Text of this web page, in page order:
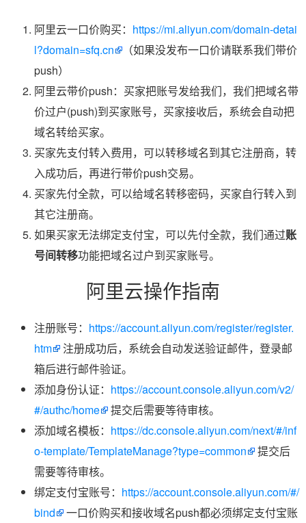
阿里云一口价购买： https://mi.aliyun.com/domain-detai
l?domain=sfq.cn
（如果没发布一口价请联系我们带价
push）
阿里云带价push：买家把账号发给我们，我们把域名带
价过户(push)到买家账号，买家接收后，系统会自动把
域名转给买家。
买家先支付转入费用，可以转移域名到其它注册商，转
入成功后，再进行带价push交易。
买家先付全款，可以给域名转移密码，买家自行转入到
其它注册商。
如果买家无法绑定支付宝，可以先付全款，我们通过账
号间转移功能把域名过户到买家账号。
阿里云操作指南
注册账号： https://account.aliyun.com/register/register.
htm
注册成功后，系统会自动发送验证邮件，登录邮
箱后进行邮件验证。
添加身份认证： https://account.console.aliyun.com/v2/
#/authc/home
提交后需要等待审核。
添加域名模板： https://dc.console.aliyun.com/next/#/inf
o-template/TemplateManage?type=common
提交后
需要等待审核。
绑定支付宝账号： https://account.console.aliyun.com/#/
bind
一口价购买和接收域名push都必须绑定支付宝账